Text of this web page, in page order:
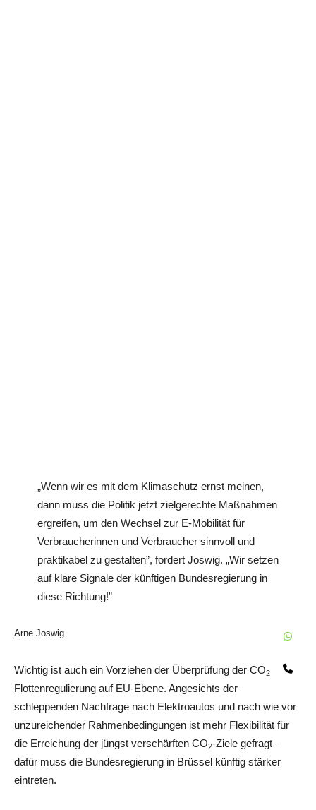
„Wenn wir es mit dem Klimaschutz ernst meinen,
dann muss die Politik jetzt zielgerechte Maßnahmen
ergreifen, um den Wechsel zur E-Mobilität für
Verbraucherinnen und Verbraucher sinnvoll und
praktikabel zu gestalten”, fordert Joswig. „Wir setzen
auf klare Signale der künftigen Bundesregierung in
diese Richtung!”
Arne Joswig
Wichtig ist auch ein Vorziehen der Überprüfung der CO2
Flottenregulierung auf EU-Ebene. Angesichts der
schleppenden Nachfrage nach Elektroautos und nach wie vor
unzureichender Rahmenbedingungen ist mehr Flexibilität für
die Erreichung der jüngst verschärften CO2-Ziele gefragt –
dafür muss die Bundesregierung in Brüssel künftig stärker
eintreten.